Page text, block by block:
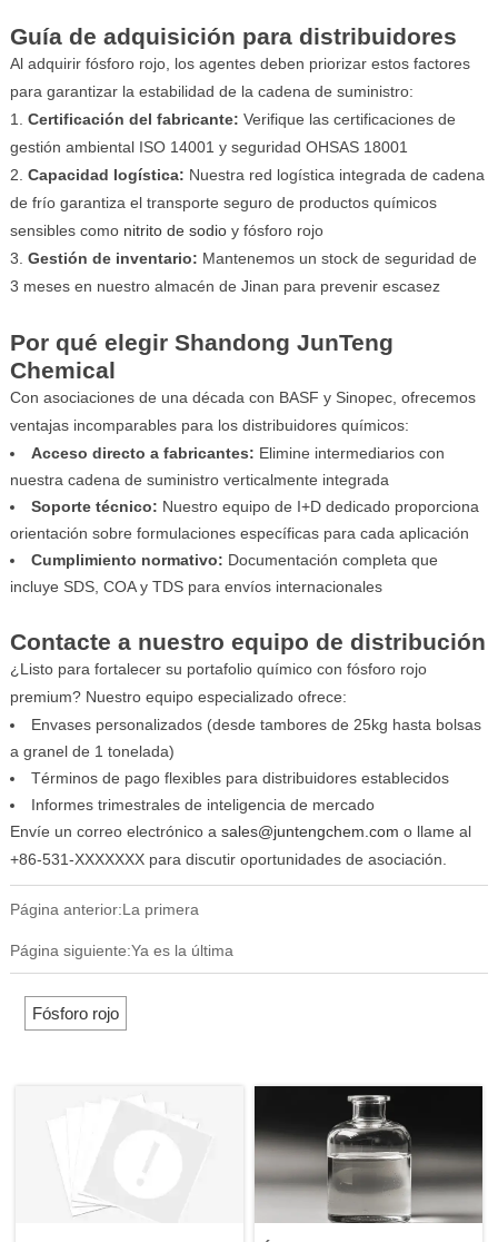
Guía de adquisición para distribuidores
Al adquirir fósforo rojo, los agentes deben priorizar estos factores
para garantizar la estabilidad de la cadena de suministro:
Certificación del fabricante: Verifique las certificaciones de
gestión ambiental ISO 14001 y seguridad OHSAS 18001
Capacidad logística: Nuestra red logística integrada de cadena
de frío garantiza el transporte seguro de productos químicos
sensibles como nitrito de sodioy fósforo rojo
Gestión de inventario: Mantenemos un stock de seguridad de
3 meses en nuestro almacén de Jinan para prevenir escasez
Por qué elegir Shandong JunTeng
Chemical
Con asociaciones de una década con BASF y Sinopec, ofrecemos
ventajas incomparables para los distribuidores químicos:
Acceso directo a fabricantes: Elimine intermediarios con
nuestra cadena de suministro verticalmente integrada
Soporte técnico: Nuestro equipo de I+D dedicado proporciona
orientación sobre formulaciones específicas para cada aplicación
Cumplimiento normativo: Documentación completa que
incluye SDS, COA y TDS para envíos internacionales
Contacte a nuestro equipo de distribución
¿Listo para fortalecer su portafolio químico con fósforo rojo
premium? Nuestro equipo especializado ofrece:
Envases personalizados (desde tambores de 25kg hasta bolsas
a granel de 1 tonelada)
Términos de pago flexibles para distribuidores establecidos
Informes trimestrales de inteligencia de mercado
Envíe un correo electrónico a sales@juntengchem.com o llame al
+86-531-XXXXXXX para discutir oportunidades de asociación.
Página anterior:La primera
Página siguiente:Ya es la última
Fósforo rojo